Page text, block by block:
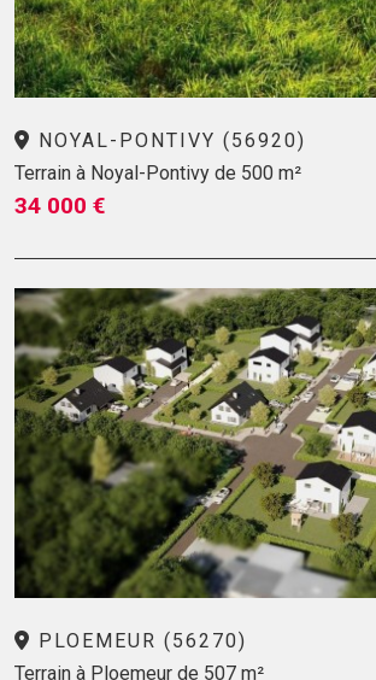
NOYAL-PONTIVY (56920)
Terrain à Noyal-Pontivy de 500 m²
34 000 €
PLOEMEUR (56270)
Terrain à Ploemeur de 507 m²